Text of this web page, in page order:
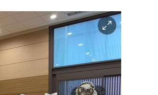
이
미
확
대